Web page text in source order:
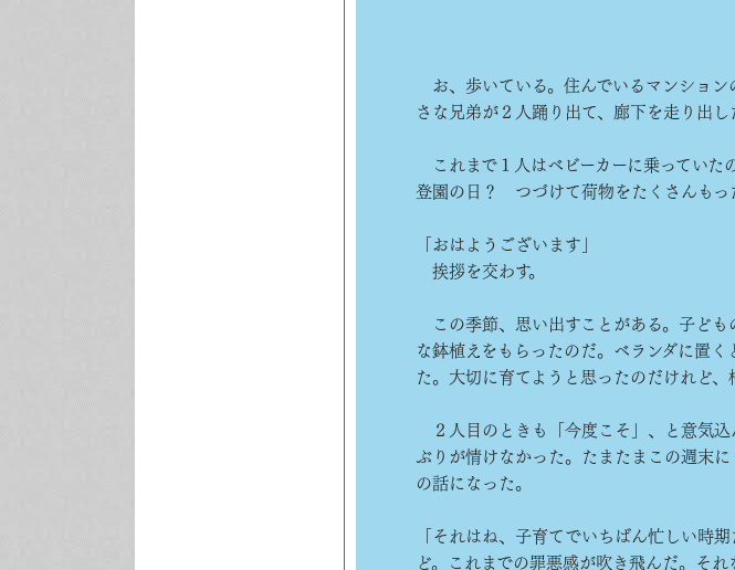
お、歩いている。住んでいるマンショ
さな兄弟が２人踊り出て、廊下を走り出し
これまで１人はベビーカーに乗っていた
登園の日？ つづけて荷物をたくさんもっ
「おはようございます」
挨拶を交わす。
この季節、思い出すことがある。子ども
な鉢植えをもらったのだ。ベランダに置
た。大切に育てようと思ったのだけれど、
２人目のときも「今度こそ」、と意気込
ぶりが情けなかった。たまたまこの週末
の話になった。
「それはね、子育てでいちばん忙しい時
ど。これまでの罪悪感が吹き飛んだ。そ